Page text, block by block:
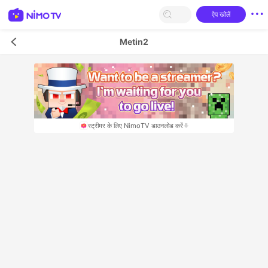
ऐप खोलें
Metin2
स्‍ट्रीमर के लिए NimoTV डाउनलोड करें